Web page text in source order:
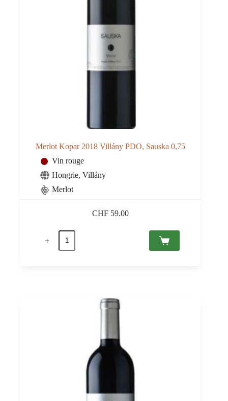
Merlot Kopar 2018 Villány PDO, Sauska 0,75
Vin rouge
Hongrie, Villány
Merlot
CHF 59.00
quantité
Merlot